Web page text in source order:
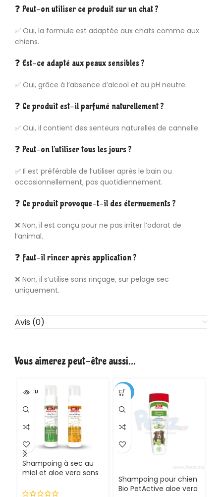
❓ Peut-on utiliser ce produit sur un chat ?
✅ Oui, la formule est adaptée aux chats comme aux
chiens.
❓ Est-ce adapté aux peaux sensibles ?
✅ Oui, grâce à l’absence d’alcool et au pH neutre.
❓ Ce produit est-il parfumé naturellement ?
✅ Oui, il contient des senteurs naturelles de cannelle.
❓ Peut-on l’utiliser tous les jours ?
✅ Il est préférable de l’utiliser après le bain ou
occasionnellement, pas quotidiennement.
❓ Ce produit provoque-t-il des éternuements ?
❌ Non, il est conçu pour ne pas irriter l’odorat de
l’animal.
❓ Faut-il rincer après application ?
❌ Non, il s’utilise sans rinçage, sur pelage sec
uniquement.
Avis (0)
Vous aimerez peut-être aussi…
VENDU
Shampoing à sec au
miel et aloe vera sans
chien – Bio PetActive –
-30%
Shampoing pour chien
Bio PetActive aloe vera